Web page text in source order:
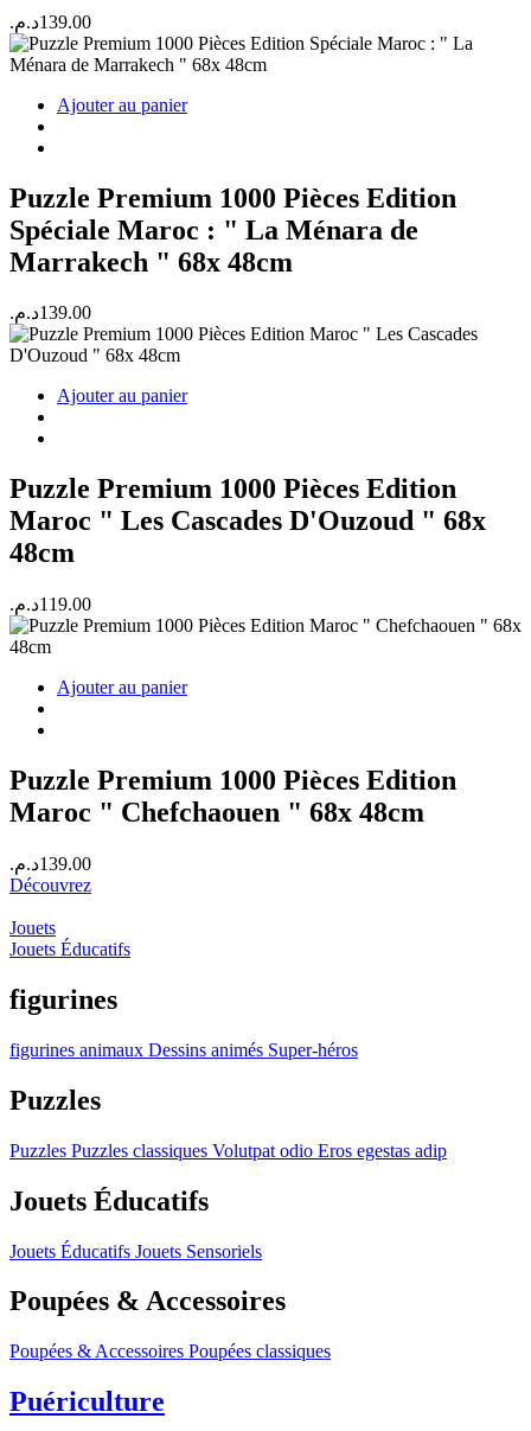
139.00د.م.
Ajouter au panier
Puzzle Premium 1000 Pièces Edition
Spéciale Maroc : " La Ménara de
Marrakech " 68x 48cm
139.00د.م.
Ajouter au panier
Puzzle Premium 1000 Pièces Edition
Maroc " Les Cascades D'Ouzoud " 68x
48cm
119.00د.م.
Ajouter au panier
Puzzle Premium 1000 Pièces Edition
Maroc " Chefchaouen " 68x 48cm
139.00د.م.
Découvrez
Jouets
Jouets Éducatifs
figurines
figurines animaux Dessins animés Super-héros
Puzzles
Puzzles Puzzles classiques Volutpat odio Eros egestas adip
Jouets Éducatifs
Jouets Éducatifs Jouets Sensoriels
Poupées & Accessoires
Poupées & Accessoires Poupées classiques
Puériculture